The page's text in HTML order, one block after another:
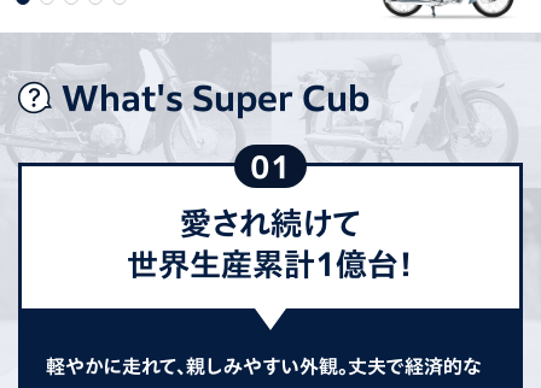
What's Super Cub
01
愛され続けて
世界生産累計1億台！
軽やかに走れて、親しみやすい外観。丈夫で経済的な